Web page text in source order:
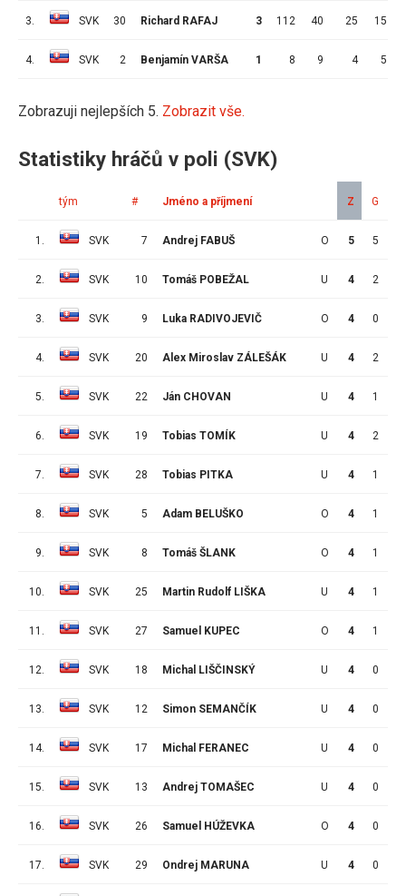
3. SVK 30 Richard RAFAJ 3 112 40 25 15
4. SVK 2 Benjamín VARŠA 1 8 9 4 5
Zobrazuji nejlepších 5. Zobrazit vše.
Statistiky hráčů v poli (SVK)
tým # Jméno a příjmení Z G
1. SVK 7 Andrej FABUŠ O 5 5
2. SVK 10 Tomáš POBEŽAL U 4 2
3. SVK 9 Luka RADIVOJEVIČ O 4 0
4. SVK 20 Alex Miroslav ZÁLEŠÁK U 4 2
5. SVK 22 Ján CHOVAN U 4 1
6. SVK 19 Tobias TOMÍK U 4 2
7. SVK 28 Tobias PITKA U 4 1
8. SVK 5 Adam BELUŠKO O 4 1
9. SVK 8 Tomáš ŠLANK O 4 1
10. SVK 25 Martin Rudolf LIŠKA U 4 1
11. SVK 27 Samuel KUPEC O 4 1
12. SVK 18 Michal LIŠČINSKÝ U 4 0
13. SVK 12 Simon SEMANČÍK U 4 0
14. SVK 17 Michal FERANEC U 4 0
15. SVK 13 Andrej TOMAŠEC U 4 0
16. SVK 26 Samuel HÚŽEVKA O 4 0
17. SVK 29 Ondrej MARUNA U 4 0